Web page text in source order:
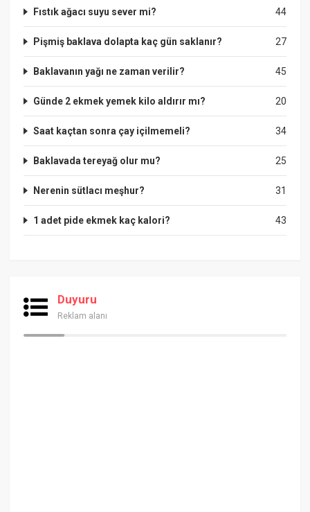
44
Fıstık ağacı suyu sever mi?
27
Pişmiş baklava dolapta kaç gün saklanır?
45
Baklavanın yağı ne zaman verilir?
20
Günde 2 ekmek yemek kilo aldırır mı?
34
Saat kaçtan sonra çay içilmemeli?
25
Baklavada tereyağ olur mu?
31
Nerenin sütlacı meşhur?
43
1 adet pide ekmek kaç kalori?
Duyuru
Reklam alanı